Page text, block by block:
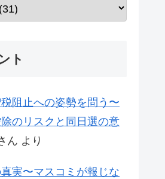
ト
阻止への姿勢を問う〜
のリスクと同日選の意
ん より
実〜マスコミが報じな